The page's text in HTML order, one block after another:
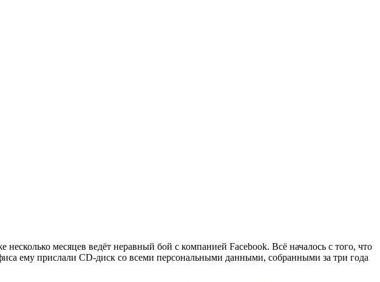
месяцев ведёт неравный бой с компанией Facebook. Всё началось с того, что
ему прислали CD-диск со всеми персональными данными, собранными за три года